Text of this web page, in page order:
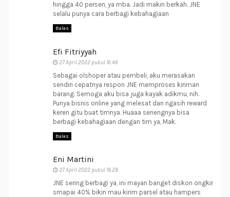
hingga 40 persen, ya mba. Jadi makin berkah. JNE
selalu punya cara berbagi kebahagiaan
Balas
Efi Fitriyyah
27 April 2022 pukul 16.46
Sebagai olshoper atau pembeli, aku merasakan
sendiri cepatnya respon JNE memproses kiriman
barang. Semoga aku bisa juga kayak adikmu, nih.
Punya bisnis online yang melesat dan ngasih reward
keren gitu buat timnya. Huaaa senengnya bisa
berbagi kebahagiaan dengan tim ya, Mak.
Balas
Eni Martini
27 April 2022 pukul 18.28
JNE sering berbagi ya, ini mayan banget diskon ongkir
smapai 40% bikin mau kirim parsel atau hampers